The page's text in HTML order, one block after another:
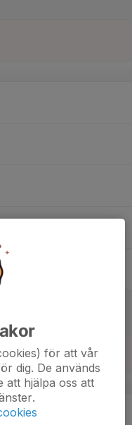
för att vår
dig. De används
att hjälpa oss att